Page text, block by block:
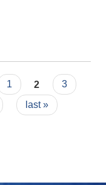
1 2
3
last »